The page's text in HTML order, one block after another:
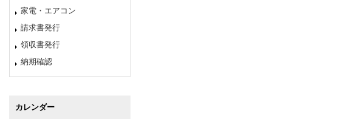
家電・エアコン
請求書発行
領収書発行
納期確認
カレンダー